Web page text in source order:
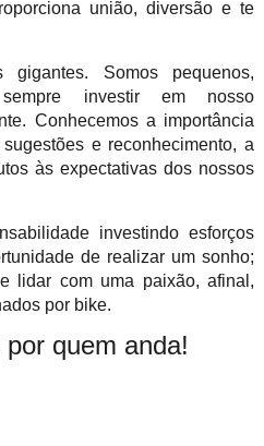
união, diversão e te
Somos pequenos,
sempre investir em nosso
Conhecemos a importância
e reconhecimento, a
às expectativas dos nossos
investindo esforços
de realizar um sonho;
lidar com uma paixão, afinal,
por bike.
quem anda!